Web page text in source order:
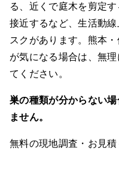
▼ プログラントの現地
— 巣の種類
— 巣の場所と高さ
— 生活動線との距離
— 周囲への影響
— 戻り蜂の可能性
▼ プログラントが行う
る、近くで庭木を剪定
接近するなど、生活動
スクがあります。熊本
が気になる場合は、無
てください。
巣の種類が分からない
ません。
無料の現地調査・お見積